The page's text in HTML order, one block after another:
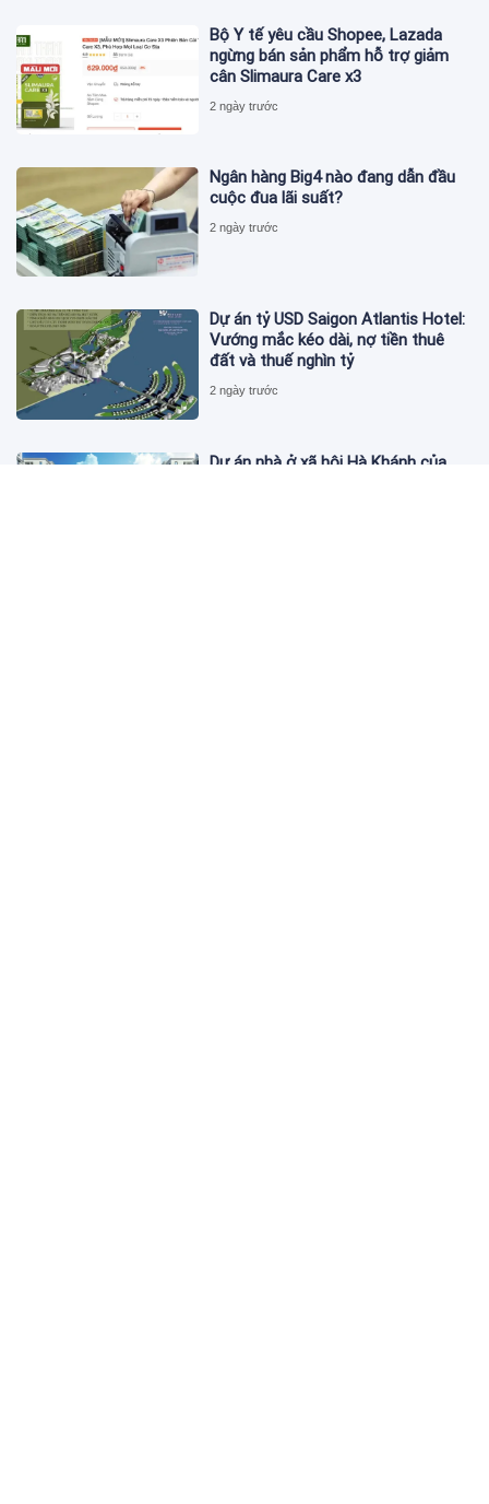
Bộ Y tế yêu cầu Shopee, Lazada
ngừng bán sản phẩm hỗ trợ giảm
cân Slimaura Care x3
2 ngày trước
Ngân hàng Big4 nào đang dẫn đầu
cuộc đua lãi suất?
2 ngày trước
Dự án tỷ USD Saigon Atlantis Hotel:
Vướng mắc kéo dài, nợ tiền thuê
đất và thuế nghìn tỷ
2 ngày trước
Dự án nhà ở xã hội Hà Khánh của